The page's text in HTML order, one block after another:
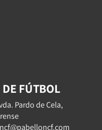
FÚTBOL
Pardo de Cela,